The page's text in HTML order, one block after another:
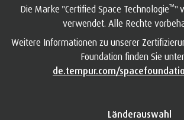
Die Marke "Certified Space Technologie™"
verwendet. Alle Rechte
Weitere Informationen zu unserer
Foundation finden Sie unter
de.tempur.com/
Länderauswahl